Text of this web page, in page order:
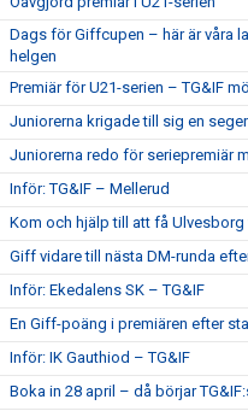
Dags för Giffcupen – här är våra
helgen
Premiär för U21-serien – TG&IF
Juniorerna krigade till sig en
Juniorerna redo för seriepremiär
Inför: TG&IF – Mellerud
Kom och hjälp till att få Ulvesborg
Giff vidare till nästa DM-runda
Inför: Ekedalens SK – TG&IF
En Giff-poäng i premiären efter
Inför: IK Gauthiod – TG&IF
Boka in 28 april – då börjar